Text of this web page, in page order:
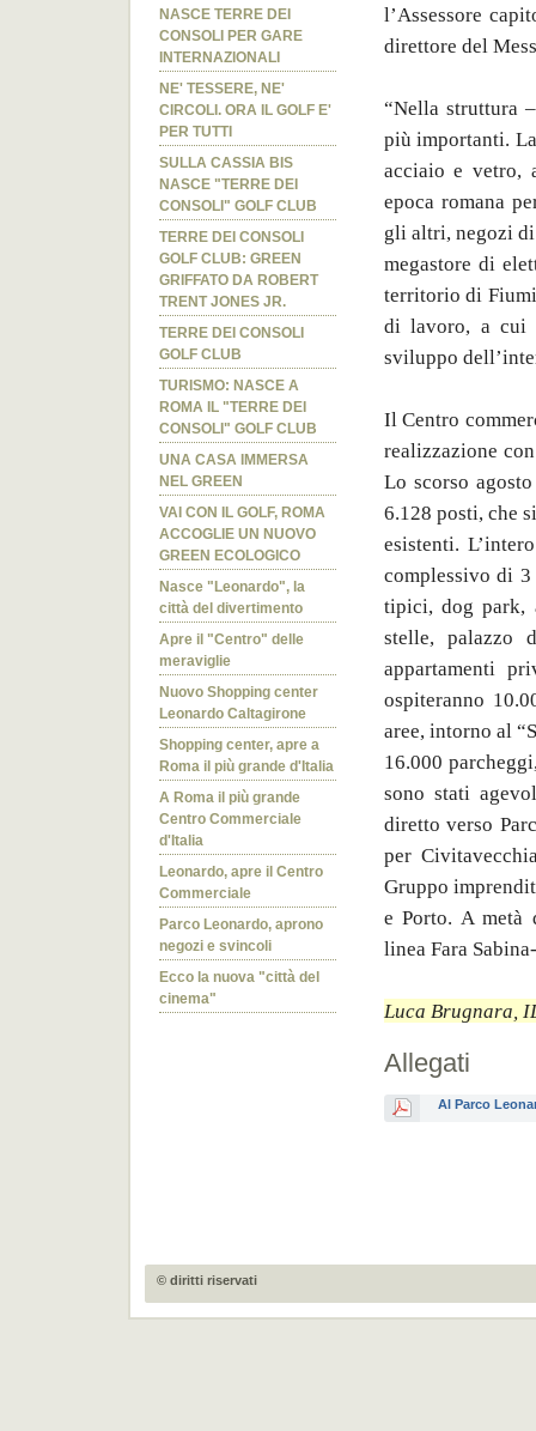
NASCE TERRE DEI
CONSOLI PER GARE
INTERNAZIONALI
NE' TESSERE, NE'
CIRCOLI. ORA IL GOLF E'
PER TUTTI
SULLA CASSIA BIS
NASCE "TERRE DEI
CONSOLI" GOLF CLUB
TERRE DEI CONSOLI
GOLF CLUB: GREEN
GRIFFATO DA ROBERT
TRENT JONES JR.
TERRE DEI CONSOLI
GOLF CLUB
TURISMO: NASCE A
ROMA IL "TERRE DEI
CONSOLI" GOLF CLUB
UNA CASA IMMERSA
NEL GREEN
VAI CON IL GOLF, ROMA
ACCOGLIE UN NUOVO
GREEN ECOLOGICO
Nasce "Leonardo", la
città del divertimento
Apre il "Centro" delle
meraviglie
Nuovo Shopping center
Leonardo Caltagirone
Shopping center, apre a
Roma il più grande d'Italia
A Roma il più grande
Centro Commerciale
d'Italia
Leonardo, apre il Centro
Commerciale
Parco Leonardo, aprono
negozi e svincoli
Ecco la nuova "città del
cinema"
l’Assessore
direttore del
“Nella struttura
più importanti.
acciaio e vetro,
epoca romana
gli altri, negozi
megastore di
territorio di
di lavoro, a cui
sviluppo
Il Centro
realizzazione
Lo scorso
6.128 posti, che
esistenti.
complessivo di
tipici, dog park,
stelle, palazzo
appartamenti
ospiteranno
aree, intorno al
16.000
sono stati
diretto verso
per
Gruppo
e Porto. A metà
linea Fara
Luca Brugnara,
Allegati
Al Parco
© diritti riservati